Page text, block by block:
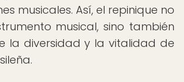
musicales. Así, el repinique no
musical, sino también
la diversidad y la vitalidad de